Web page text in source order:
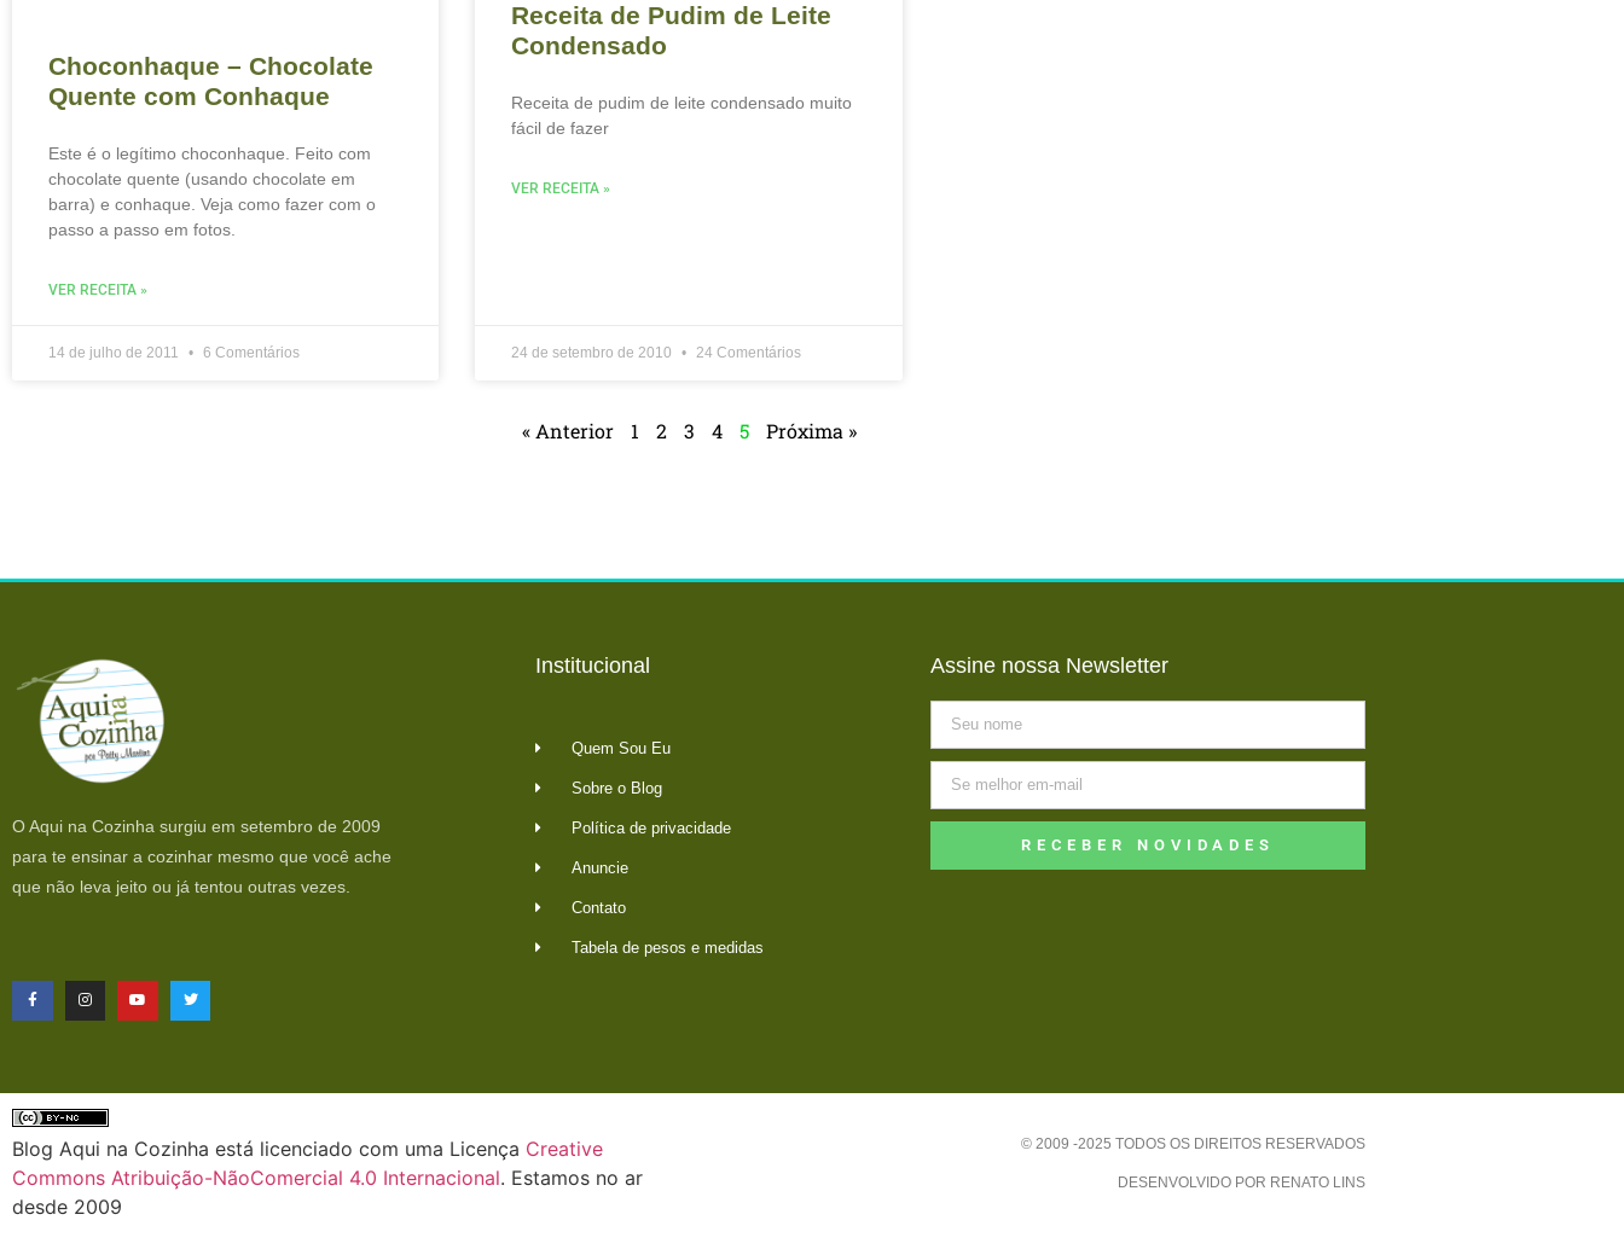
Choconhaque – Chocolate
Quente com Conhaque
Este é o legítimo choconhaque. Feito com
chocolate quente (usando chocolate em
barra) e conhaque. Veja como fazer com o
passo a passo em fotos.
VER RECEITA »
14 de julho de 2011 6 Comentários
Receita de Pudim de Leite
Condensado
Receita de pudim de leite condensado muito
fácil de fazer
VER RECEITA »
24 de setembro de 2010 24 Comentários
« Anterior 1 2 3 4 5 Próxima »
O Aqui na Cozinha surgiu em setembro de 2009
para te ensinar a cozinhar mesmo que você ache
que não leva jeito ou já tentou outras vezes.
Institucional
Quem Sou Eu
Sobre o Blog
Política de privacidade
Anuncie
Contato
Tabela de pesos e medidas
Assine nossa Newsletter
RECEBER NOVIDADES
Blog Aqui na Cozinha está licenciado com uma Licença Creative
Commons Atribuição-NãoComercial 4.0 Internacional. Estamos no ar
desde 2009
© 2009 -2025 TODOS OS DIREITOS RESERVADOS
DESENVOLVIDO POR RENATO LINS